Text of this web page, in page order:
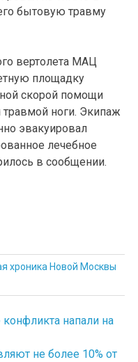
бытовую травму
вертолета МАЦ
площадку
скорой помощи
ноги. Экипаж
эвакуировал
лечебное
в сообщении.
хроника Новой Москвы
напали на
не более 10% от